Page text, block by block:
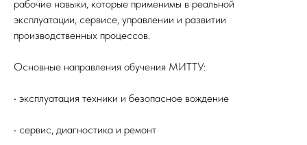
рабочие навыки, которые применимы в реальной
эксплуатации, сервисе, управлении и развитии
производственных процессов.
Основные направления обучения МИТТУ:
• эксплуатация техники и безопасное вождение
• сервис, диагностика и ремонт